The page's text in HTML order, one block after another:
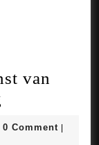
van
Patronen:
0 Comment